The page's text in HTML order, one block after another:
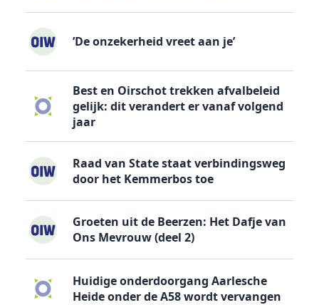
’De onzekerheid vreet aan je’
Best en Oirschot trekken afvalbeleid
gelijk: dit verandert er vanaf volgend
jaar
Raad van State staat verbindingsweg
door het Kemmerbos toe
Groeten uit de Beerzen: Het Dafje van
Ons Mevrouw (deel 2)
Huidige onderdoorgang Aarlesche
Heide onder de A58 wordt vervangen